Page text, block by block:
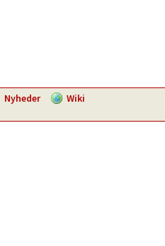
Nyheder Wiki